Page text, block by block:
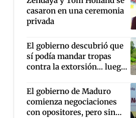
casaron en una ceremonia
privada
El gobierno descubrió que
sí podía mandar tropas
contra la extorsión... luego
aguacate
El gobierno de Maduro
comienza negociaciones
con opositores, pero sin